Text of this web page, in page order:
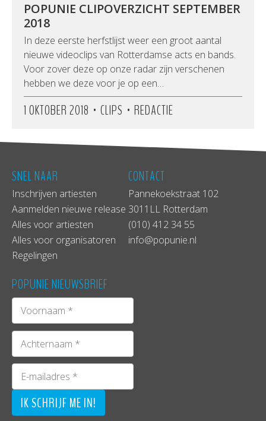
POPUNIE CLIPOVERZICHT SEPTEMBER
2018
In deze eerste herfstlijst weer een groot aantal
nieuwe videoclips van Rotterdamse acts en bands.
Voor zover deze op onze radar zijn verschenen
hebben we deze voor je op een…
1 OKTOBER 2018 • CLIPS • REDACTIE
SNEL NAAR
Inschrijven artiesten
Aanmelden nieuwe release
Alles voor artiesten
Alles voor organisatoren
Regelingen
CONTACT
Pannekoekstraat 102
3011LL Rotterdam
(010) 412 34 55
info@popunie.nl
POPUNIE NIEUWSBRIEF